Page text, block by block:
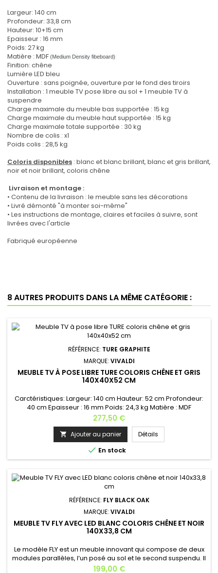
Largeur: 140 cm
Profondeur: 33,8 cm
Hauteur: 10+15 cm
Epaisseur : 16 mm
Poids: 27 kg
Matière : MDF (Medium Density fibeboard)
Finition: chêne
Lumière LED bleu
Ouverture : sans poignée, ouverture par le fond des tiroirs
Installation : 1 meuble TV pose libre au sol + 1 meuble TV à
suspendre
Charge maximale du meuble bas supportée : 15 kg
Charge maximale du meuble haut supportée : 15 kg
Charge maximale totale supportée : 30 kg
Nombre de colis : x1
Poids colis : 28,5 kg
Coloris disponibles : blanc et blanc brillant, blanc et gris brillant,
noir et noir brillant, coloris chêne
Livraison et montage :
• Contenu de la livraison : le meuble sans les décorations
• Livré démonté "à monter soi-même"
• Les instructions de montage, claires et faciles à suivre, sont
livrées avec l'article
Fabriqué européenne
8 AUTRES PRODUITS DANS LA MÊME CATÉGORIE :
RÉFÉRENCE: TURE GRAPHITE
MARQUE: VIVALDI
MEUBLE TV À POSE LIBRE TURE COLORIS CHÊNE ET GRIS
140X40X52 CM
Carctéristiques: Largeur: 140 cm Hauteur: 52 cm Profondeur:
40 cm Epaisseur : 16 mm Poids: 24,3 kg Matière : MDF
mélaminé coloris chêne Installation : meuble TV à pose
libre Ouverture : sans poignée, rainure pour
ouverture Couleur : coloris chêne et grisCharge maximale
supportée étagère du bas: 15 kgCharge maximale
supportée étagère milieu: 5 kgCharge...
Prix
277,50 €
 Ajouter au panier Détails
 En stock
RÉFÉRENCE: FLY BLACK OAK
MARQUE: VIVALDI
MEUBLE TV FLY AVEC LED BLANC COLORIS CHÊNE ET NOIR
140X33,8 CM
Le modèle FLY est un meuble innovant qui compose de deux
modules parallèles, l’un posé au sol et le second suspendu. Il
est idéal pour agencer un intérieur moderne au style avant-
Prix
199,00 €